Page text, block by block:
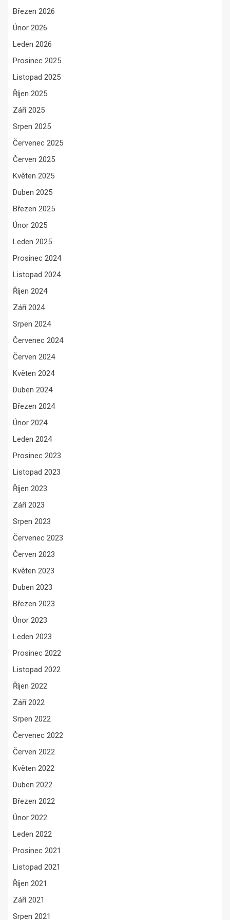
Březen 2026
Únor 2026
Leden 2026
Prosinec 2025
Listopad 2025
Říjen 2025
Září 2025
Srpen 2025
Červenec 2025
Červen 2025
Květen 2025
Duben 2025
Březen 2025
Únor 2025
Leden 2025
Prosinec 2024
Listopad 2024
Říjen 2024
Září 2024
Srpen 2024
Červenec 2024
Červen 2024
Květen 2024
Duben 2024
Březen 2024
Únor 2024
Leden 2024
Prosinec 2023
Listopad 2023
Říjen 2023
Září 2023
Srpen 2023
Červenec 2023
Červen 2023
Květen 2023
Duben 2023
Březen 2023
Únor 2023
Leden 2023
Prosinec 2022
Listopad 2022
Říjen 2022
Září 2022
Srpen 2022
Červenec 2022
Červen 2022
Květen 2022
Duben 2022
Březen 2022
Únor 2022
Leden 2022
Prosinec 2021
Listopad 2021
Říjen 2021
Září 2021
Srpen 2021